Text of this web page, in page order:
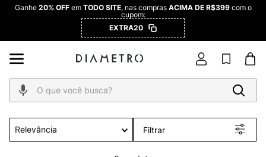
Ganhe 20% OFFem TODO SITE, nas compras ACIMA DE R$399com o
cupom:
EXTRA20
O que você busca?
Relevância Filtrar